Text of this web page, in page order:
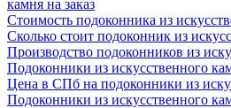
камня на заказ
Стоимость подоконника из
Сколько стоит подоконник из
Производство подоконников из
Подоконники из искусственного
Цена в СПб на подоконники из
Подоконники из искусственного